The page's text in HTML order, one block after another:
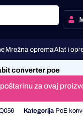
Mrežna opremaAlat i
converter poe
za ovaj
Kategorija PoE